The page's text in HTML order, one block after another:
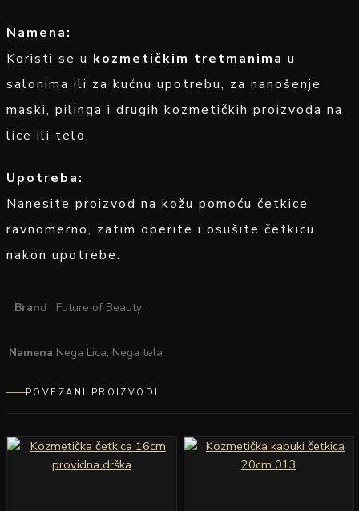
Namena:
Koristi se u kozmetičkim tretmanima u
salonima ili za kućnu upotrebu, za nanošenje
maski, pilinga i drugih kozmetičkih proizvoda na
lice ili telo.
Upotreba:
Nanesite proizvod na kožu pomoću četkice
ravnomerno, zatim operite i osušite četkicu
nakon upotrebe.
Brand Future of Beauty
Namena Nega Lica, Nega tela
POVEZANI PROIZVODI